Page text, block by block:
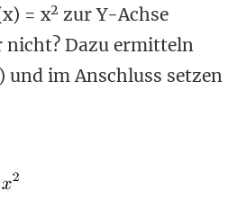
= x2 zur Y-Achse
nicht? Dazu ermitteln
im Anschluss setzen